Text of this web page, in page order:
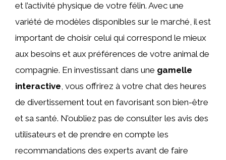
et l’activité physique de votre félin. Avec une
variété de modèles disponibles sur le marché, il est
important de choisir celui qui correspond le mieux
aux besoins et aux préférences de votre animal de
compagnie. En investissant dans une gamelle
interactive, vous offrirez à votre chat des heures
de divertissement tout en favorisant son bien-être
et sa santé. N’oubliez pas de consulter les avis des
utilisateurs et de prendre en compte les
recommandations des experts avant de faire